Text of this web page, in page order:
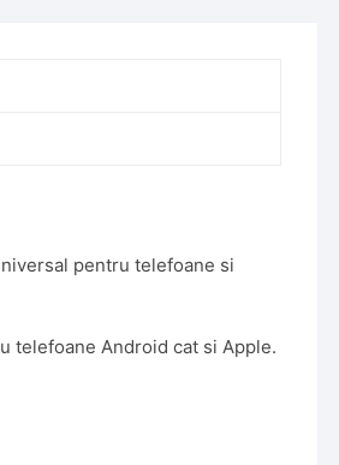
pentru telefoane si
telefoane Android cat si Apple.